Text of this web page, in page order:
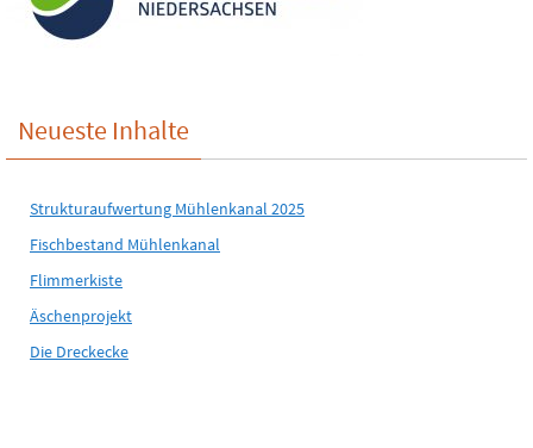
Neueste Inhalte
Strukturaufwertung Mühlenkanal 2025
Fischbestand Mühlenkanal
Flimmerkiste
Äschenprojekt
Die Dreckecke